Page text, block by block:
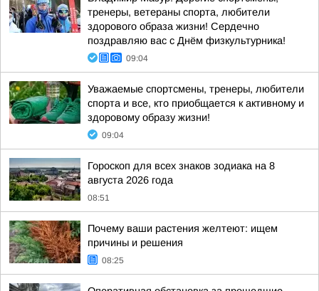
тренеры, ветераны спорта, любители
здорового образа жизни! Сердечно
поздравляю вас с Днём физкультурника!
09:04
Уважаемые спортсмены, тренеры, любители
спорта и все, кто приобщается к активному и
здоровому образу жизни!
09:04
Гороскоп для всех знаков зодиака на 8
августа 2026 года
08:51
Почему ваши растения желтеют: ищем
причины и решения
08:25